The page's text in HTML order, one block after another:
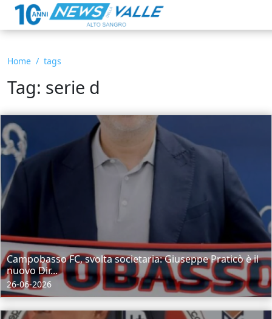
Home tags
Tag: serie d
Campobasso FC, svolta societaria: Giuseppe Praticò è il
nuovo Dir...
26-06-2026